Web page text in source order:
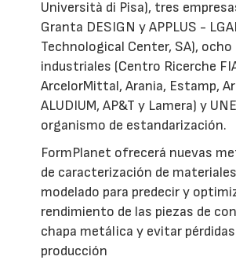
Università di Pisa), tres
Granta DESIGN y APPLUS - LGAI
Technological Center, SA), ocho
industriales (Centro Ricerche
ArcelorMittal, Arania, Estamp,
ALUDIUM, AP&T y Lamera) y
organismo de estandarización.
FormPlanet ofrecerá nuevas
de caracterización de
modelado para predecir y
rendimiento de las piezas de
chapa metálica y evitar
producción